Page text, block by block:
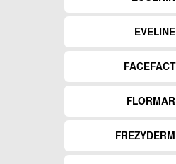
EVELINE
FACEFACT
FLORMAR
FREZYDERM